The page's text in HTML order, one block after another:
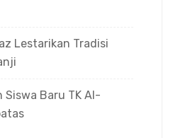
Lestarikan Tradisi
Baru TK Al-